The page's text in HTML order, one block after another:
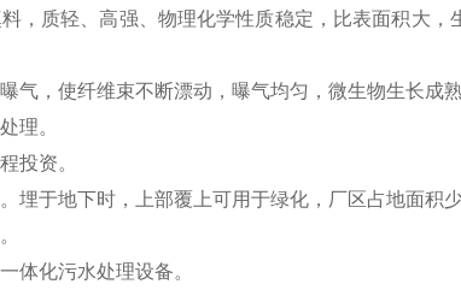
，质轻、高强、物理化学性质稳定，比表面积大，
气，使纤维束不断漂动，曝气均匀，微生物生长成
理。
投资。
埋于地下时，上部覆上可用于绿化，厂区占地面积
体化污水处理设备。